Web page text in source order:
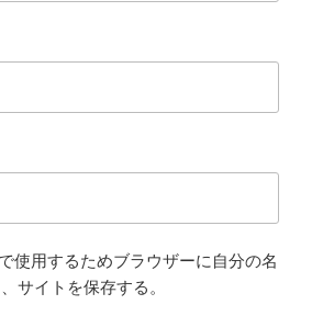
使用するためブラウザーに自分の名
サイトを保存する。